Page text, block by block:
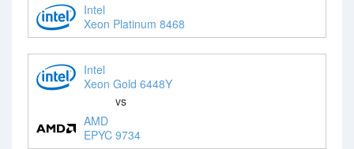
Intel
Xeon Platinum 8468
Intel
Xeon Gold 6448Y
vs
AMD
EPYC 9734